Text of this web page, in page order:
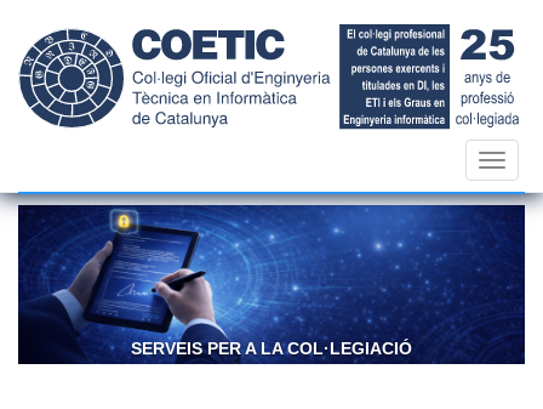
contingut
SERVEIS PER A LA COL·LEGIACIÓ